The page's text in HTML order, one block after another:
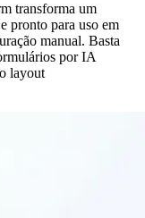
transforma um
pronto para uso em
manual. Basta
por IA
layout